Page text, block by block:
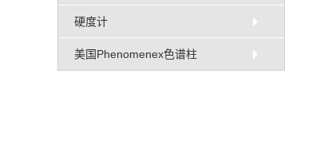
硬度计
美国Phenomenex色谱柱